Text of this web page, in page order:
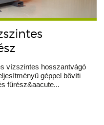
vízszintes hosszantvágó
géppel bővíti
fűrész&aacute...